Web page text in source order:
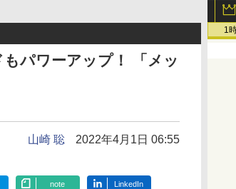
1
パワーアップ！ 「メッ
山崎 聡 2022年4月1日 06:55
note LinkedIn